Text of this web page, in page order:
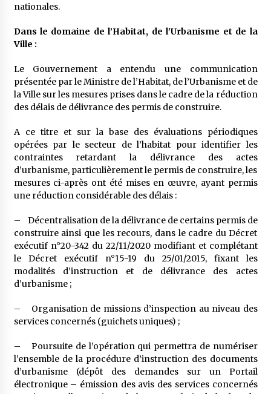
nationales.
Dans le domaine de l’Habitat, de l’Urbanisme et de la
Ville :
Le Gouvernement a entendu une communication
présentée par le Ministre de l’Habitat, de l’Urbanisme et de
la Ville sur les mesures prises dans le cadre de la réduction
des délais de délivrance des permis de construire.
A ce titre et sur la base des évaluations périodiques
opérées par le secteur de l’habitat pour identifier les
contraintes retardant la délivrance des actes
d’urbanisme, particulièrement le permis de construire, les
mesures ci-après ont été mises en œuvre, ayant permis
une réduction considérable des délais :
– Décentralisation de la délivrance de certains permis de
construire ainsi que les recours, dans le cadre du Décret
exécutif n°20-342 du 22/11/2020 modifiant et complétant
le Décret exécutif n°15-19 du 25/01/2015, fixant les
modalités d’instruction et de délivrance des actes
d’urbanisme ;
– Organisation de missions d’inspection au niveau des
services concernés (guichets uniques) ;
– Poursuite de l’opération qui permettra de numériser
l’ensemble de la procédure d’instruction des documents
d’urbanisme (dépôt des demandes sur un Portail
électronique – émission des avis des services concernés